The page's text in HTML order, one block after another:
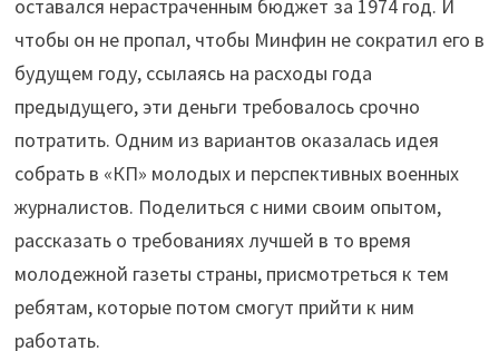
оставался нерастраченным бюджет за 1974 год. И
чтобы он не пропал, чтобы Минфин не сократил его в
будущем году, ссылаясь на расходы года
предыдущего, эти деньги требовалось срочно
потратить. Одним из вариантов оказалась идея
собрать в «КП» молодых и перспективных военных
журналистов. Поделиться с ними своим опытом,
рассказать о требованиях лучшей в то время
молодежной газеты страны, присмотреться к тем
ребятам, которые потом смогут прийти к ним
работать.